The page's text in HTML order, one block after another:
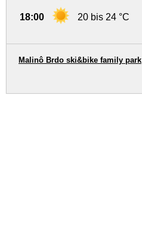
18:00 20 bis 24 °C
Malinô Brdo ski&bike family park